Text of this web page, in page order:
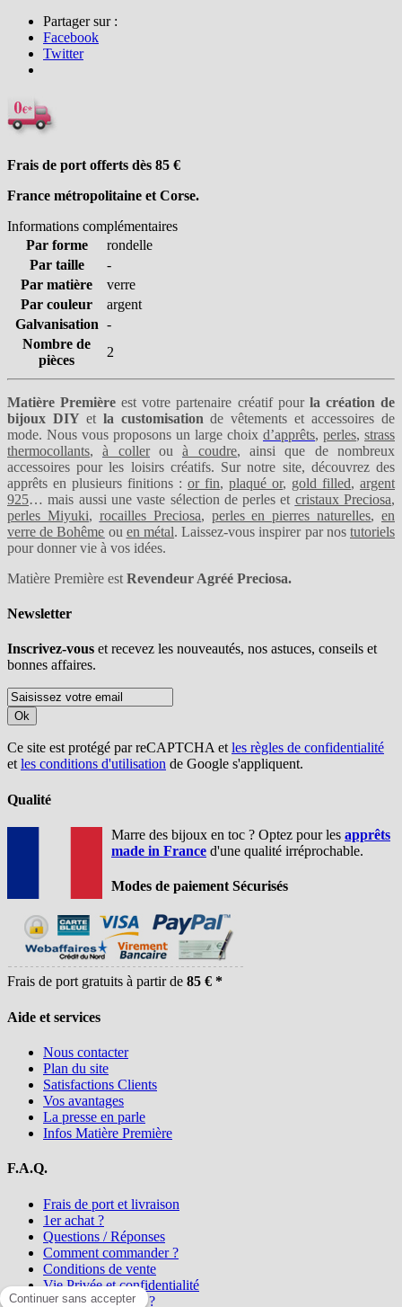
Partager sur :
Facebook
Twitter
Frais de port offerts dès 85 €
France métropolitaine et Corse.
Informations complémentaires
Par forme
rondelle
Par taille
-
Par matière
verre
Par couleur
argent
Galvanisation -
Nombre de
pièces
2
Matière Première est votre partenaire créatif pourla création de
bijoux DIY etla customisation de vêtements et accessoires de
mode. Nous vous proposons un large choix d’apprêts, perles, strass
thermocollants,à collerouà coudre, ainsi que de nombreux
accessoires pour les loisirs créatifs. Sur notre site, découvrez des
apprêts en plusieurs finitions : or fin, plaqué or, gold filled, argent
925… mais aussi une vaste sélection de perles et cristaux Preciosa,
perles Miyuki, rocailles Preciosa, perles en pierres naturelles, en
verre de Bohême ou en métal. Laissez-vous inspirer par nostutoriels
pour donner vie à vos idées.
Matière Première est Revendeur Agréé Preciosa.
Newsletter
Inscrivez-vous et recevez les nouveautés, nos astuces, conseils et
bonnes affaires.
Ok
Ce site est protégé par reCAPTCHA etles règles de confidentialité
etles conditions d'utilisation de Google s'appliquent.
Qualité
Marre des bijoux en toc ? Optez pour les apprêts
made in France d'une qualité irréprochable.
Modes de paiement Sécurisés
Frais de port gratuits à partir de 85 € *
Aide et services
Nous contacter
Plan du site
Satisfactions Clients
Vos avantages
La presse en parle
Infos Matière Première
F.A.Q.
Frais de port et livraison
1er achat ?
Questions / Réponses
Comment commander ?
Conditions de vente
Vie Privée et confidentialité
Qui sommes-nous ?